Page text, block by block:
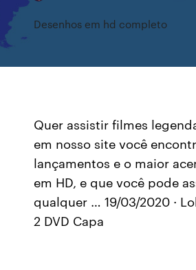
Desenhos em hd completo
Quer assistir filmes
em nosso site você
lançamentos e o maior
em HD, e que você pode
qualquer … 19/03/2020 ·
2 DVD Capa